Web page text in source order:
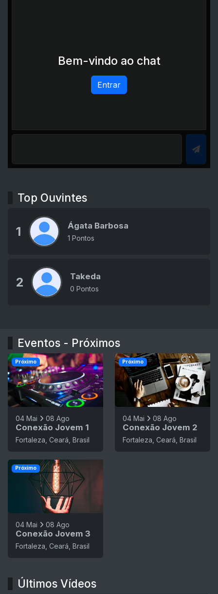
Bem-vindo ao chat
Entrar
Top Ouvintes
1 Ágata Barbosa
1 Pontos
2 Takeda
0 Pontos
Eventos - Próximos
04 Mai 08 Ago
Conexão Jovem 1
Fortaleza, Ceará, Brasil
Próximo
04 Mai 08 Ago
Conexão Jovem 2
Fortaleza, Ceará, Brasil
Próximo
04 Mai 08 Ago
Conexão Jovem 3
Fortaleza, Ceará, Brasil
Próximo
Últimos Vídeos